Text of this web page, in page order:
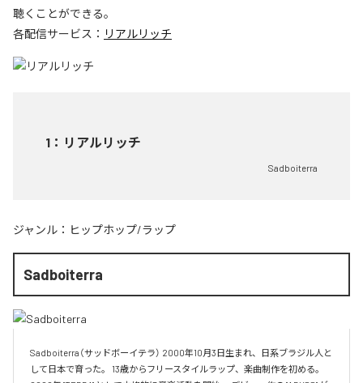
聴くことができる。
各配信サービス： リアルリッチ
1 ： リアルリッチ
Sadboiterra
ジャンル： ヒップホップ/ラップ
Sadboiterra
Sadboiterra（サッドボーイテラ） 2000年10月3日生まれ、日系ブラジル人と
して日本で育った。 13歳からフリースタイルラップ、楽曲制作を初める。